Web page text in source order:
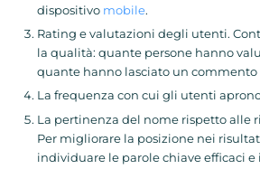
dispositivo mobile.
Rating e valutazioni degli utenti.
la qualità: quante persone hanno
quante hanno lasciato un commento
La frequenza con cui gli utenti
La pertinenza del nome rispetto alle
Per migliorare la posizione nei
individuare le parole chiave efficaci e